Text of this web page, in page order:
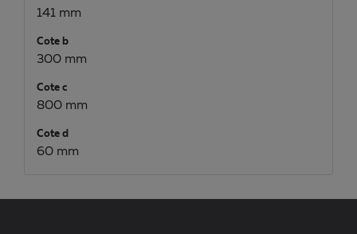
141 mm
Cote b
300 mm
Cote c
800 mm
Cote d
60 mm